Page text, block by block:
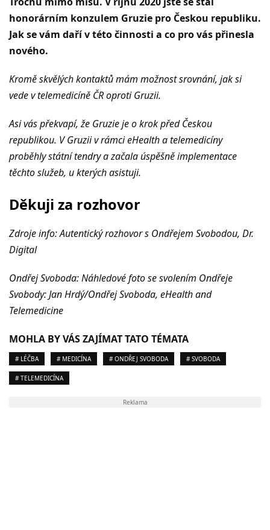
honorárním konzulem Gruzie pro Českou republiku.
Jak se vám daří v této činnosti a co pro vás přinesla
nového.
Kromě skvělých kontaktů mám možnost srovnání, jak si
vede v telemedicíně ČR oproti Gruzii.
Asi vás překvapí, že Gruzie je o krok před Českou
republikou. V Gruzii v rámci eHealth a telemedicíny
proběhly státní tendry a začala úspěšně implementace
těchto služeb, u kterých asistuji.
Děkuji za rozhovor
Zdroje info: Autentický rozhovor s Ondřejem Svobodou, Dr.
Digital
Ondřej Svoboda: Náhledové foto se svolením Ondřeje
Svobody: Jan Hrdý/Ondřej Svoboda, eHealth and
Telemedicine
MOHLA BY VÁS ZAJÍMAT TATO TÉMATA
# LÉČBA # MEDICÍNA # ONDŘEJ SVOBODA # SVOBODA
# TELEMEDICÍNA
Reklama